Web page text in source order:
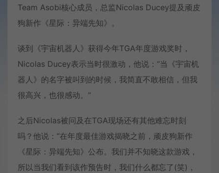
Team Asobi核心成员，总监Nicolas Ducey提及顽皮
狗新作《星际：异端先知》。
谈到《宇宙机器人》获得今年TGA年度游戏奖时，
Nicolas Ducey表示当时很激动，他说：“当《宇宙机
器人》的名字被叫到的时候，我简直不敢相信，但我
很高兴，也很感动。”
之后Nicolas被问及在TGA现场还有其他难忘时刻
吗？他说：“在年度最佳游戏揭晓之前，顽皮狗新作
《星际：异端先知》公布。我们并不知晓这款游戏，
所以当我们看到该作预告时，我们什么都忘了(笑)，